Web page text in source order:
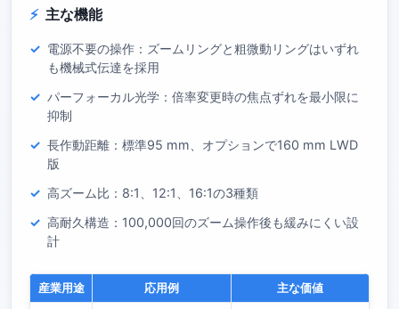
主な機能
電源不要の操作：ズームリングと粗微動リングはいずれ
も機械式伝達を採用
パーフォーカル光学：倍率変更時の焦点ずれを最小限に
抑制
長作動距離：標準95 mm、オプションで160 mm LWD
版
高ズーム比：8:1、12:1、16:1の3種類
高耐久構造：100,000回のズーム操作後も緩みにくい設
計
産業用途 応用例 主な価値